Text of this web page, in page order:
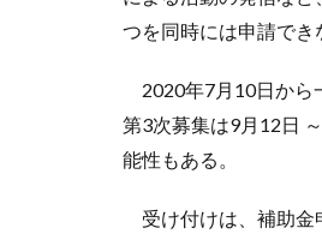
つを同時には申請でき
2020年7月10日から
第3次募集は9月12日
能性もある。
受け付けは、補助金